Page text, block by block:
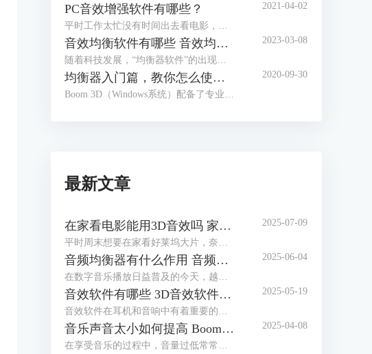
PC音效增强软件有哪些？
平时工作太忙没有时间出去看电影，但在家用电脑看，戴上耳机也没有影院身临其境的感觉；男朋友打游戏的耳机都用了好几年了，但新款耳机的价格望而却步；邀请朋友来家里开派对，小小的蓝牙音箱也营造不出动感的氛围……面对这样的窘境，我们只需要一个PC音效增强软件，就可以解决问题！
2021-04-02
音效均衡软件有哪些 音效均衡器软件哪个好
随着科技发展，“均衡器软件”的出现可以让你的普通设备秒变“柏林之声”。但是市面上的音效均衡器质量参差不齐，本文就来告诉大家音效均衡软件有哪些，音效均衡器软件哪个好。
2023-03-08
均衡器入门篇，教你怎么使用Boom 3D均衡器
Boom 3D（Windows系统）配备了专业的均衡器功能，用户只要使用鼠标滑动电位推拉器就可以完成音频的校准，以调配出适合各种音乐流派、演奏乐器的预设类型。另外，Boom 3D还提供了多达20种的预设类型，用户可以基于这些预设类型，发挥自我创造力，定制自己喜欢的预设。
2020-09-30
最新文章
在家看电影能用3D音效吗 家用电脑如何设置3D音效
平时周末想要在家看好莱坞大片，奈何家里音响不给力怎么办？其实每个电影爱好者都有一个电影梦：在家也能享受一把影院级视听享受，最不济也要有一个3D级别音响来满足耳朵的电影需求。如果在家看电影能用3D音效吗？家用电脑如何设置3D音效？今天就和大家一起来了解如何在家实现音效自由。
2025-07-09
音频均衡器有什么作用 音频均衡器怎么调节
在数字音乐播放日益普及的今天，越来越多人开始追求更加个性化和高质量的听觉体验。随着技术的发展，各种音频处理工具应运而生，其中Boom 3D中的音频均衡器功能因其强大的功能和易用性获得了许多音乐爱好者的青睐。本篇文章就将为大家介绍音频均衡器有什么用以及音频均衡器怎么调节的相关内容。
2025-06-04
音效软件有哪些 3D音效软件哪个好
音效软件在耳机和音响中有着重要的作用。音效软件可以改善音频的质量，包括增强低音、中音和高音，调整音量平衡，以获得更好的听觉体验。通过专业的软件工具，根据自己听音的喜好对EQ进行适当调节，从而获得自己最满意的音质效果。其还可以实现声音的3D定制。根据用户的耳廓形状和听力特征，定制专属的音效方案。这有助于创造更逼真的环境音效，例如在游戏中感受到敌人的位置或在影片中营造更真实的氛围。本篇文章将为大家介绍音效软件有哪些以及3D音效软件哪个好。
2025-05-19
音乐声音太小如何提高 Boom 3D如何增强音乐声音强度
在享受音乐的过程中，音量过低常常会影响听觉体验，尤其是在使用耳机或扬声器时。这不仅会影响听觉体验，还可能导致错过音乐中的细节。因此，本篇文章就将为大家介绍音乐声音太小如何提高以及Boom 3D如何增强音乐声音强度的相关内容。
2025-04-08